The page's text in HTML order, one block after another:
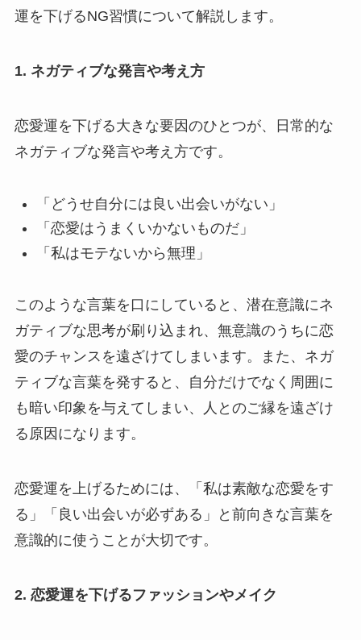
運を下げるNG習慣について解説します。
1. ネガティブな発言や考え方
恋愛運を下げる大きな要因のひとつが、日常的な
ネガティブな発言や考え方です。
「どうせ自分には良い出会いがない」
「恋愛はうまくいかないものだ」
「私はモテないから無理」
このような言葉を口にしていると、潜在意識にネ
ガティブな思考が刷り込まれ、無意識のうちに恋
愛のチャンスを遠ざけてしまいます。また、ネガ
ティブな言葉を発すると、自分だけでなく周囲に
も暗い印象を与えてしまい、人とのご縁を遠ざけ
る原因になります。
恋愛運を上げるためには、「私は素敵な恋愛をす
る」「良い出会いが必ずある」と前向きな言葉を
意識的に使うことが大切です。
2. 恋愛運を下げるファッションやメイク